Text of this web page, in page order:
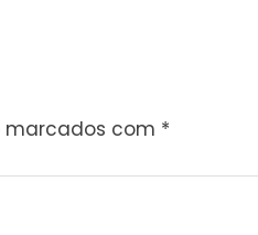
marcados com *